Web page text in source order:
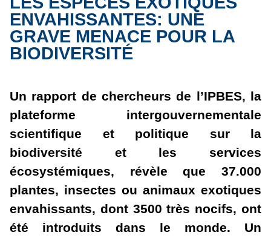
ENVAHISSANTES: UNE
GRAVE MENACE POUR LA
BIODIVERSITÉ
Un rapport de chercheurs de l’IPBES, la
plateforme intergouvernementale
scientifique et politique sur la
biodiversité et les services
écosystémiques, révèle que 37.000
plantes, insectes ou animaux exotiques
envahissants, dont 3500 très nocifs, ont
été introduits dans le monde. Un